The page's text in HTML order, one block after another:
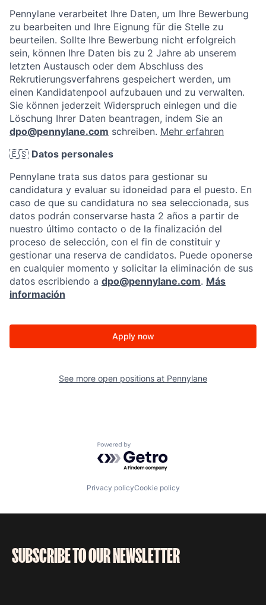
Pennylane verarbeitet Ihre Daten, um Ihre Bewerbung
zu bearbeiten und Ihre Eignung für die Stelle zu
beurteilen. Sollte Ihre Bewerbung nicht erfolgreich
sein, können Ihre Daten bis zu 2 Jahre ab unserem
letzten Austausch oder dem Abschluss des
Rekrutierungsverfahrens gespeichert werden, um
einen Kandidatenpool aufzubauen und zu verwalten.
Sie können jederzeit Widerspruch einlegen und die
Löschung Ihrer Daten beantragen, indem Sie an
dpo@pennylane.com schreiben. Mehr erfahren
🇪🇸 Datos personales
Pennylane trata sus datos para gestionar su
candidatura y evaluar su idoneidad para el puesto. En
caso de que su candidatura no sea seleccionada, sus
datos podrán conservarse hasta 2 años a partir de
nuestro último contacto o de la finalización del
proceso de selección, con el fin de constituir y
gestionar una reserva de candidatos. Puede oponerse
en cualquier momento y solicitar la eliminación de sus
datos escribiendo a dpo@pennylane.com. Más
información
Apply now
See more open positions at Pennylane
Powered by Getro.com
Privacy policyCookie policy
SUBSCRIBE TO OUR NEWSLETTER